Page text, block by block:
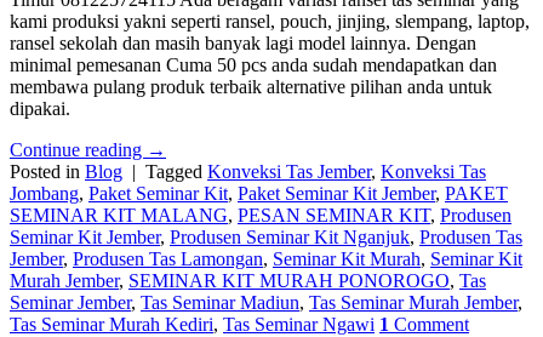
kami produksi yakni seperti ransel, pouch, jinjing, slempang, laptop,
ransel sekolah dan masih banyak lagi model lainnya. Dengan
minimal pemesanan Cuma 50 pcs anda sudah mendapatkan dan
membawa pulang produk terbaik alternative pilihan anda untuk
dipakai.
Continue reading →
Posted in Blog | Tagged Konveksi Tas Jember, Konveksi Tas
Jombang, Paket Seminar Kit, Paket Seminar Kit Jember, PAKET
SEMINAR KIT MALANG, PESAN SEMINAR KIT, Produsen
Seminar Kit Jember, Produsen Seminar Kit Nganjuk, Produsen Tas
Jember, Produsen Tas Lamongan, Seminar Kit Murah, Seminar Kit
Murah Jember, SEMINAR KIT MURAH PONOROGO, Tas
Seminar Jember, Tas Seminar Madiun, Tas Seminar Murah Jember,
Tas Seminar Murah Kediri, Tas Seminar Ngawi 1 Comment